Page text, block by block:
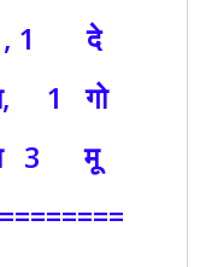
, 1 दे
1 गो
3 मू